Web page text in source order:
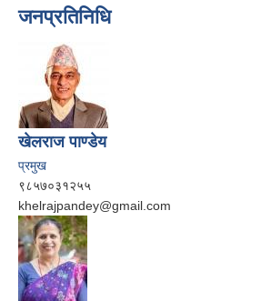
जनप्रतिनिधि
खेलराज पाण्‍डेय
प्रमुख
९८५७०३१२५५
khelrajpandey@gmail.com